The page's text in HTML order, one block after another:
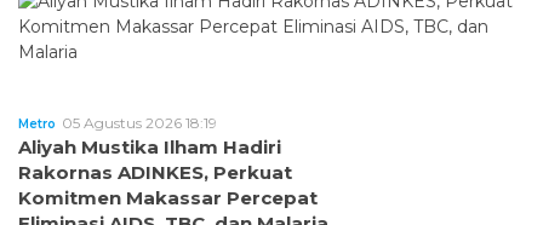
Metro 05 Agustus 2026 18:19
Aliyah Mustika Ilham Hadiri
Rakornas ADINKES, Perkuat
Komitmen Makassar Percepat